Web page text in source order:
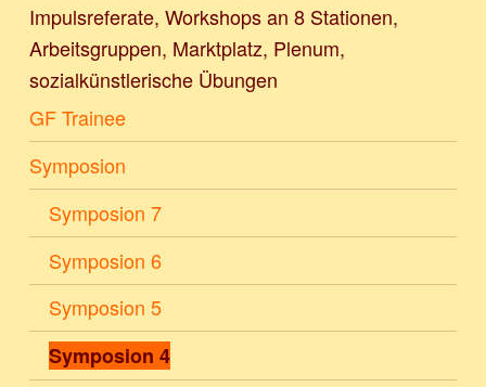
Impulsreferate, Workshops an 8 Stationen,
Arbeitsgruppen, Marktplatz, Plenum,
sozialkünstlerische Übungen
GF Trainee
Symposion
Symposion 7
Symposion 6
Symposion 5
Symposion 4